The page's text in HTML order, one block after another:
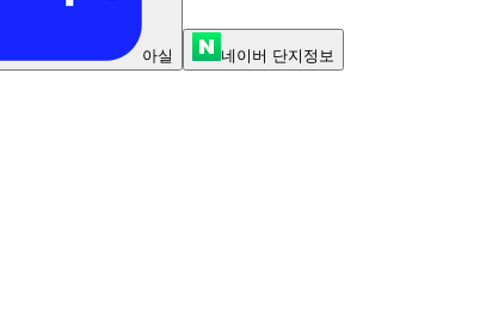
아실 네이버 단지정보